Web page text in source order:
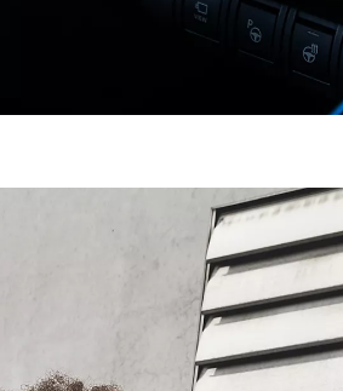
ANCHE IN VERSIONE ELECTRIC